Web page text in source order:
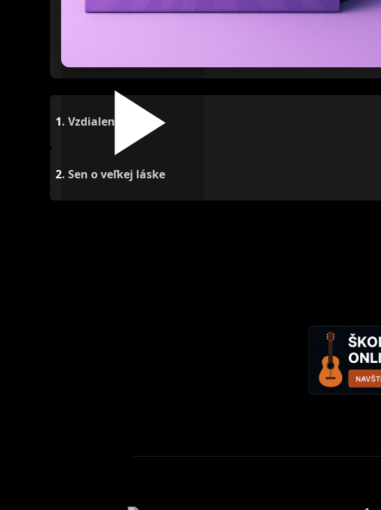
1. Vzdialená
2. Sen o veľkej láske